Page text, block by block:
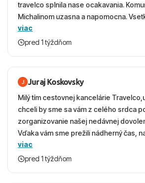
travelco splnila nase ocakavania.
Michalinom uzasna a napomocna.
vecernych hodinach zaco sa
krasny, cisty. Sluzby top. Strava,
viac
pred 1 týždňom
Juraj Koskovsky
Milý tím cestovnej kancelárie
chceli by sme sa vám z celého srdca
zorganizovanie našej nedávnej
Vďaka vám sme prežili nádherný čas,
ešte dlho s úsmevom spomínať. ​Všetko
absolútne hladko – od prvotného
viac
pred 1 týždňom